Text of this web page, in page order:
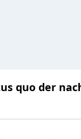
quo der